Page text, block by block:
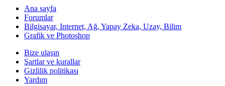
Ana sayfa
Forumlar
Bilgisayar, Internet, Ağ, Yapay Zeka, Uzay, Bilim
Grafik ve Photoshop
Bize ulaşın
Şartlar ve kurallar
Gizlilik politikası
Yardım